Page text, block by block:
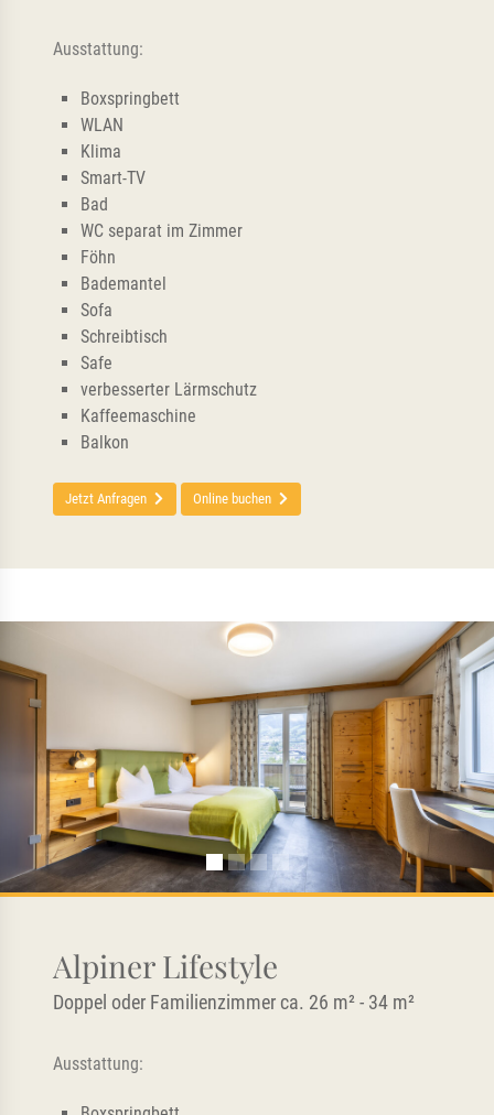
Ausstattung:
Boxspringbett
WLAN
Klima
Smart-TV
Bad
WC separat im Zimmer
Föhn
Bademantel
Sofa
Schreibtisch
Safe
verbesserter Lärmschutz
Kaffeemaschine
Balkon
Jetzt Anfragen Online buchen
Alpiner Lifestyle
Doppel oder Familienzimmer ca. 26 m² - 34 m²
Ausstattung: